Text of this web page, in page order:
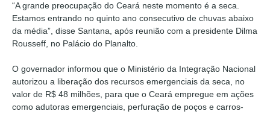
“A grande preocupação do Ceará neste momento é a seca.
Estamos entrando no quinto ano consecutivo de chuvas abaixo
da média”, disse Santana, após reunião com a presidente Dilma
Rousseff, no Palácio do Planalto.
O governador informou que o Ministério da Integração Nacional
autorizou a liberação dos recursos emergenciais da seca, no
valor de R$ 48 milhões, para que o Ceará empregue em ações
como adutoras emergenciais, perfuração de poços e carros-